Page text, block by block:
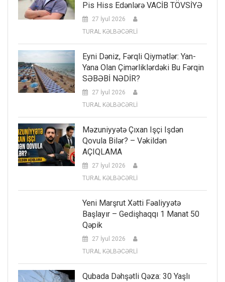
Pis Hiss Edənlərə VACİB TÖVSİYƏ
27 İyul 2026
TURAL KƏLBƏCƏRLİ
Eyni Dəniz, Fərqli Qiymətlər: Yan-
Yana Olan Çimərliklərdəki Bu Fərqin
SƏBƏBİ NƏDİR?
27 İyul 2026
TURAL KƏLBƏCƏRLİ
Məzuniyyətə Çıxan Işçi Işdən
Qovula Bilər? – Vəkildən
AÇIQLAMA
27 İyul 2026
TURAL KƏLBƏCƏRLİ
Yeni Marşrut Xətti Fəaliyyətə
Başlayır – Gedişhaqqı 1 Manat 50
Qəpik
27 İyul 2026
TURAL KƏLBƏCƏRLİ
Qubada Dəhşətli Qəza: 30 Yaşlı